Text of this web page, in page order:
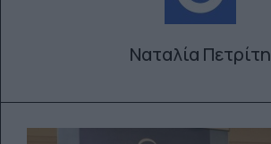
Ναταλία Πετρίτη